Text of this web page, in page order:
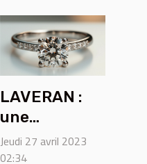
LAVERAN :
une
structure de
vente de
Jeudi 27 avril 2023
02:34